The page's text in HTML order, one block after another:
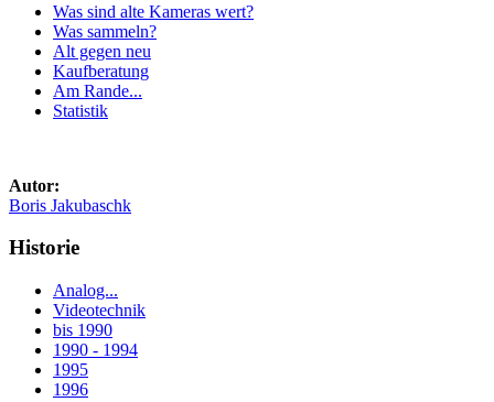
Was sind alte Kameras wert?
Was sammeln?
Alt gegen neu
Kaufberatung
Am Rande...
Statistik
Autor:
Boris Jakubaschk
Historie
Analog...
Videotechnik
bis 1990
1990 - 1994
1995
1996